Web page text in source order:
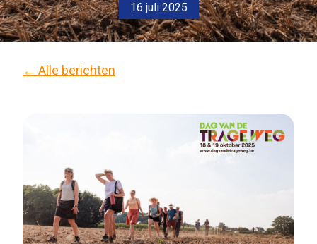
16 juli 2025
← Alle berichten